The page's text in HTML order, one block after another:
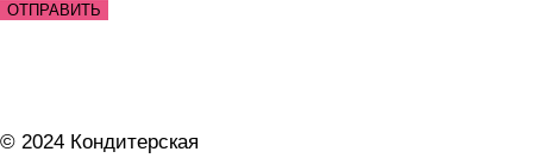
© 2024 Кондитерская
ОТПРАВИТЬ